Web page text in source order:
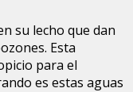
su lecho que dan
Esta
para el
es estas aguas